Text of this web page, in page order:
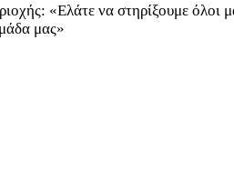
«Ελάτε να στηρίξουμε όλοι
μας»